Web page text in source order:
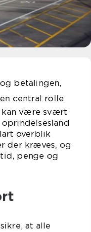
betalingen,
central rolle
kan være svært
overblik
der kræves, og
penge og
at alle